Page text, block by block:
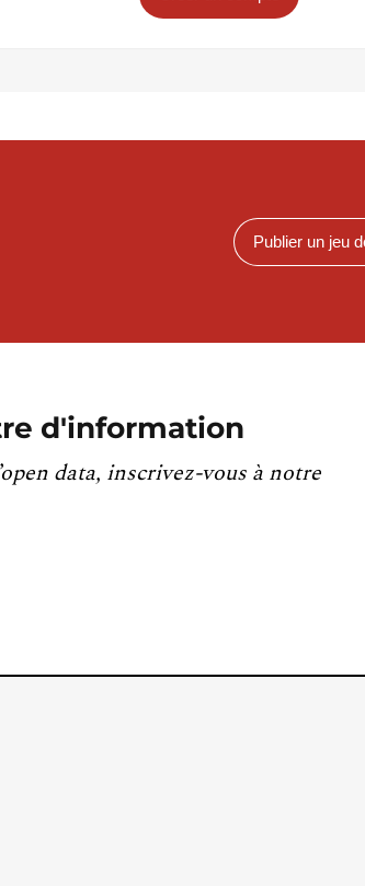
Publier un jeu
d'information
data, inscrivez-vous à notre